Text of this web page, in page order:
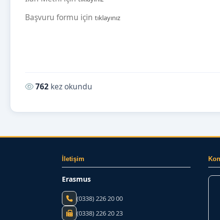
Başvuru formu için tıklayınız
Okunma sayısı:
762 kez okundu
İletişim
Erasmus
(0338) 226 20 00
(0338) 226 20 23